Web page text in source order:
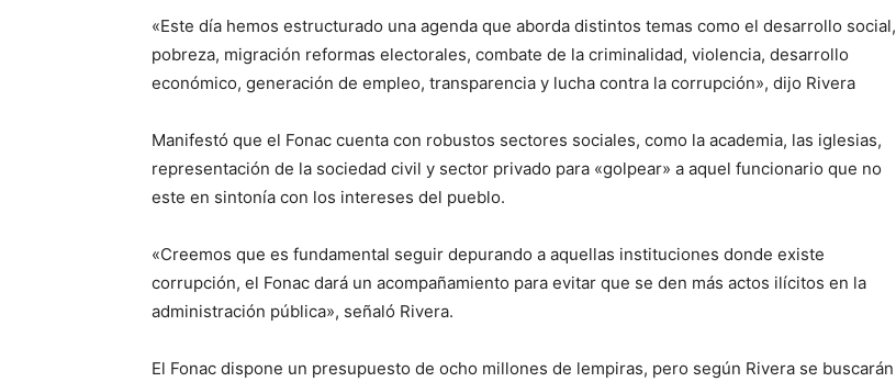
«Este día hemos estructurado una agenda que aborda distintos temas como el desarrollo social,
pobreza, migración reformas electorales, combate de la criminalidad, violencia, desarrollo
económico, generación de empleo, transparencia y lucha contra la corrupción», dijo Rivera
Manifestó que el Fonac cuenta con robustos sectores sociales, como la academia, las iglesias,
representación de la sociedad civil y sector privado para «golpear» a aquel funcionario que no
este en sintonía con los intereses del pueblo.
«Creemos que es fundamental seguir depurando a aquellas instituciones donde existe
corrupción, el Fonac dará un acompañamiento para evitar que se den más actos ilícitos en la
administración pública», señaló Rivera.
El Fonac dispone un presupuesto de ocho millones de lempiras, pero según Rivera se buscarán